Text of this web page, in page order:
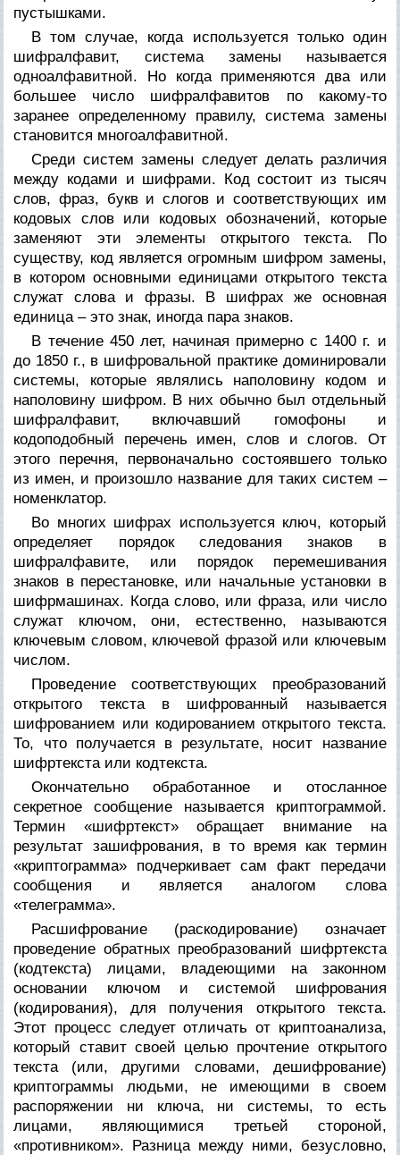
пустышками.
В том случае, когда используется только один
шифралфавит, система замены называется
одноалфавитной. Но когда применяются два или
большее число шифралфавитов по какому-то
заранее определенному правилу, система замены
становится многоалфавитной.
Среди систем замены следует делать различия
между кодами и шифрами. Код состоит из тысяч
слов, фраз, букв и слогов и соответствующих им
кодовых слов или кодовых обозначений, которые
заменяют эти элементы открытого текста. По
существу, код является огромным шифром замены,
в котором основными единицами открытого текста
служат слова и фразы. В шифрах же основная
единица – это знак, иногда пара знаков.
В течение 450 лет, начиная примерно с 1400 г. и
до 1850 г., в шифровальной практике доминировали
системы, которые являлись наполовину кодом и
наполовину шифром. В них обычно был отдельный
шифралфавит, включавший гомофоны и
кодоподобный перечень имен, слов и слогов. От
этого перечня, первоначально состоявшего только
из имен, и произошло название для таких систем –
номенклатор.
Во многих шифрах используется ключ, который
определяет порядок следования знаков в
шифралфавите, или порядок перемешивания
знаков в перестановке, или начальные установки в
шифрмашинах. Когда слово, или фраза, или число
служат ключом, они, естественно, называются
ключевым словом, ключевой фразой или ключевым
числом.
Проведение соответствующих преобразований
открытого текста в шифрованный называется
шифрованием или кодированиемоткрытого текста.
То, что получается в результате, носит название
шифртекста или кодтекста.
Окончательно обработанное и отосланное
секретное сообщение называется криптограммой.
Термин «шифртекст» обращает внимание на
результат зашифрования, в то время как термин
«криптограмма» подчеркивает сам факт передачи
сообщения и является аналогом слова
«телеграмма».
Расшифрование (раскодирование) означает
проведение обратных преобразований шифртекста
(кодтекста) лицами, владеющими на законном
основании ключом и системой шифрования
(кодирования), для получения открытого текста.
Этот процесс следует отличать от криптоанализа,
который ставит своей целью прочтение открытого
текста (или, другими словами, дешифрование)
криптограммы людьми, не имеющими в своем
распоряжении ни ключа, ни системы, то есть
лицами, являющимися третьей стороной,
«противником». Разница между ними, безусловно,